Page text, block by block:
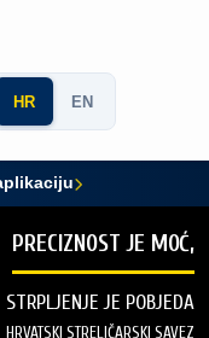
HR EN
PRECIZNOST JE MOĆ,
STRPLJENJE JE POBJEDA
HRVATSKI STRELIČARSKI SAVEZ